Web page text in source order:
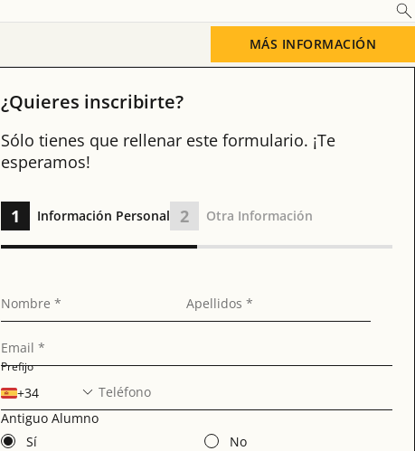
MÁS INFORMACIÓN
¿Quieres inscribirte?
Sólo tienes que rellenar este formulario. ¡Te
esperamos!
1 Información Personal 2 Otra Información
Nombre * Apellidos *
Email *
+34
Prefijo
Teléfono
Antiguo Alumno
Sí
No